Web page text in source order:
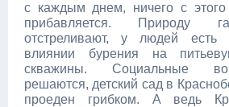
с каждым днем, ничего с
прибавляется. Природу
отстреливают, у людей есть
влиянии бурения на
скважины. Социальные
решаются, детский сад в
проеден грибком. А ведь